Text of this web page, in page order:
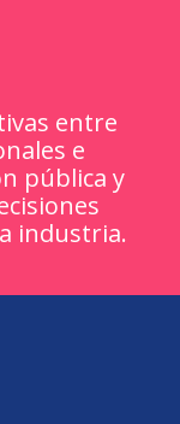
entre
e
pública y
industria.